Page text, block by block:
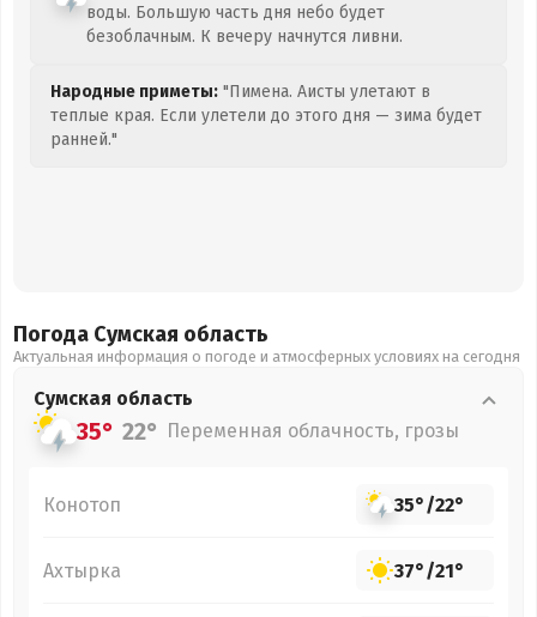
воды. Большую часть дня небо будет
безоблачным. К вечеру начнутся ливни.
Народные приметы: "Пимена. Аисты улетают в
теплые края. Если улетели до этого дня — зима будет
ранней."
Погода Сумская область
Актуальная информация о погоде и атмосферных условиях на сегодня
Сумская область
35° 22° Переменная облачность, грозы
Конотоп 35°/22°
Ахтырка 37°/21°